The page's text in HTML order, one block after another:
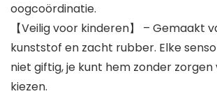
oogcoördinatie.
【Veilig voor kinderen】 – Gemaakt
kunststof en zacht rubber. Elke
niet giftig, je kunt hem zonder zorgen
kiezen.